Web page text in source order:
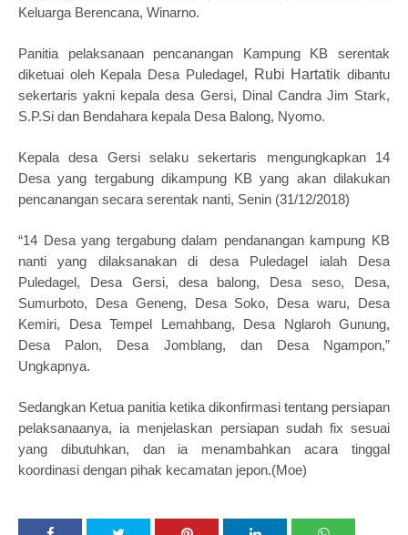
Keluarga Berencana, Winarno.
Panitia pelaksanaan pencanangan Kampung KB serentak
diketuai oleh Kepala Desa Puledagel, Rubi Hartatik dibantu
sekertaris yakni kepala desa Gersi, Dinal Candra Jim Stark,
S.P.Si dan Bendahara kepala Desa Balong, Nyomo.
Kepala desa Gersi selaku sekertaris mengungkapkan 14
Desa yang tergabung dikampung KB yang akan dilakukan
pencanangan secara serentak nanti, Senin (31/12/2018)
“14 Desa yang tergabung dalam pendanangan kampung KB
nanti yang dilaksanakan di desa Puledagel ialah Desa
Puledagel, Desa Gersi, desa balong, Desa seso, Desa,
Sumurboto, Desa Geneng, Desa Soko, Desa waru, Desa
Kemiri, Desa Tempel Lemahbang, Desa Nglaroh Gunung,
Desa Palon, Desa Jomblang, dan Desa Ngampon,”
Ungkapnya.
Sedangkan Ketua panitia ketika dikonfirmasi tentang persiapan
pelaksanaanya, ia menjelaskan persiapan sudah fix sesuai
yang dibutuhkan, dan ia menambahkan acara tinggal
koordinasi dengan pihak kecamatan jepon.(Moe)